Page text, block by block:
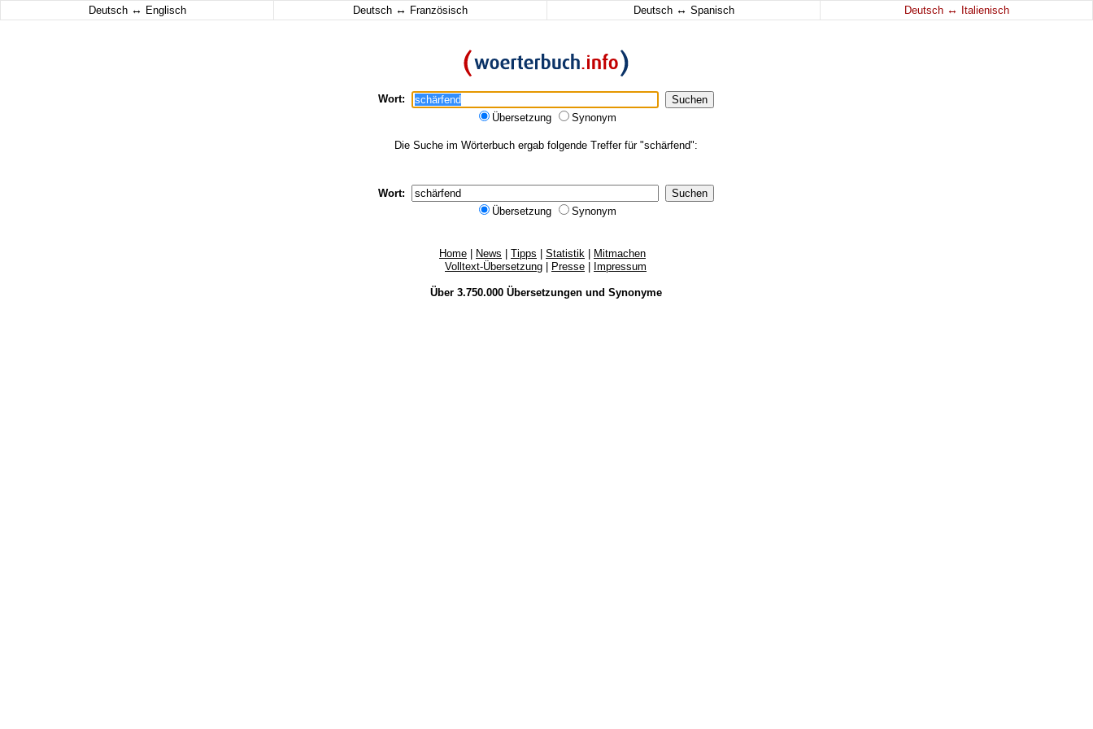
Deutsch ↔ Englisch Deutsch ↔ Französisch Deutsch ↔ Spanisch Deutsch ↔ Italienisch
Wort:
Übersetzung
Synonym
Die Suche im Wörterbuch ergab folgende Treffer für "schärfend":
Wort:
Übersetzung
Synonym
Home News Tipps Statistik
Mitmachen
Volltext-Übersetzung
Presse Impressum
Über 3.750.000 Übersetzungenund Synonyme